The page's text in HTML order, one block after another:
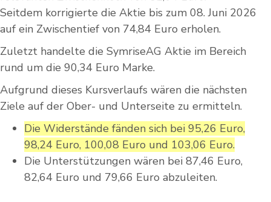
Seitdem korrigierte die Aktie bis zum 08. Juni 2026
auf ein Zwischentief von 74,84 Euro erholen.
Zuletzt handelte die SymriseAG Aktie im Bereich
rund um die 90,34 Euro Marke.
Aufgrund dieses Kursverlaufs wären die nächsten
Ziele auf der Ober- und Unterseite zu ermitteln.
Die Widerstände fänden sich bei 95,26 Euro,
98,24 Euro, 100,08 Euro und 103,06 Euro.
Die Unterstützungen wären bei 87,46 Euro,
82,64 Euro und 79,66 Euro abzuleiten.